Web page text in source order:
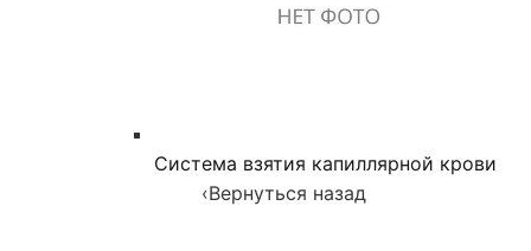
Система взятия капиллярной крови
‹Вернуться назад